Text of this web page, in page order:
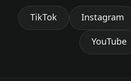
Instagram
TikTok
YouTube